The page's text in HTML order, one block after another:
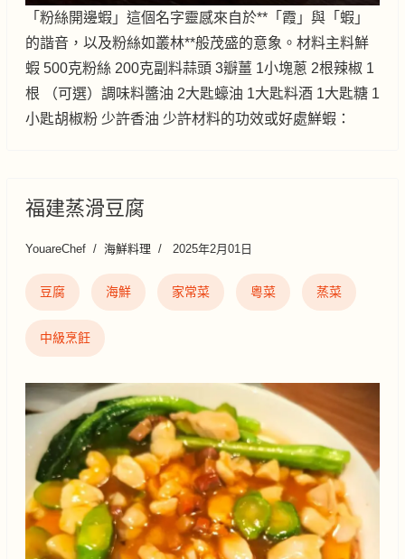
「粉絲開邊蝦」這個名字靈感來自於**「霞」與「蝦」
的諧音，以及粉絲如叢林**般茂盛的意象。材料主料鮮
蝦 500克粉絲 200克副料蒜頭 3瓣薑 1小塊蔥 2根辣椒 1
根 （可選）調味料醬油 2大匙蠔油 1大匙料酒 1大匙糖 1
小匙胡椒粉 少許香油 少許材料的功效或好處鮮蝦：
福建蒸滑豆腐
YouareChef 海鮮料理 2025年2月01日
豆腐 海鮮 家常菜 粵菜 蒸菜
中級烹飪